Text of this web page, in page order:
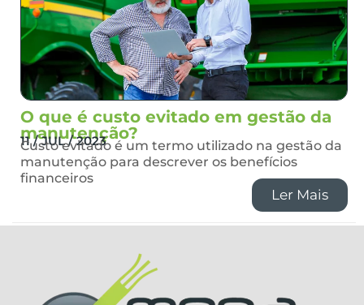
O que é custo evitado em gestão da
manutenção?
11 / JUL / 2023
Custo evitado é um termo utilizado na gestão da
manutenção para descrever os benefícios
financeiros
Ler Mais